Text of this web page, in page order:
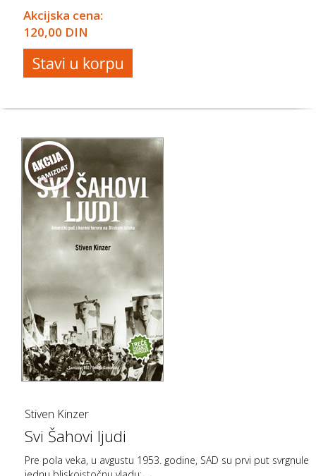
Akcijska cena:
120,00 DIN
Stiven Kinzer
Svi Šahovi ljudi
Pre pola veka, u avgustu 1953. godine, SAD su prvi put svrgnule